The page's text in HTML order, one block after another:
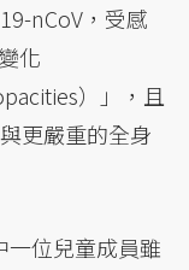
nCoV，受感
化
）」，且
更嚴重的全身
一位兒童成員雖